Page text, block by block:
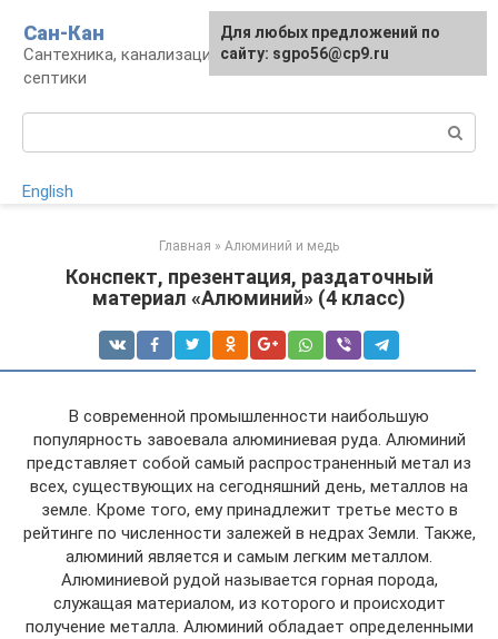
контенту
Сан-Кан
Сантехника, канализация, водопровод,
септики
English
Главная » Алюминий и медь
Конспект, презентация, раздаточный
материал «Алюминий» (4 класс)
В современной промышленности наибольшую
популярность завоевала алюминиевая руда. Алюминий
представляет собой самый распространенный метал из
всех, существующих на сегодняшний день, металлов на
земле. Кроме того, ему принадлежит третье место в
рейтинге по численности залежей в недрах Земли. Также,
алюминий является и самым легким металлом.
Алюминиевой рудой называется горная порода,
служащая материалом, из которого и происходит
получение металла. Алюминий обладает определенными
Для любых предложений по
сайту: sgpo56@cp9.ru